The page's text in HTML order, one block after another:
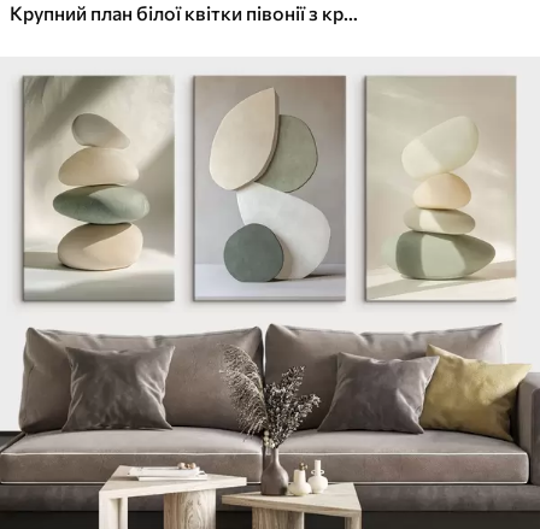
Крупний план білої квітки півонії з крапельками води на пелюстках на розмитому фоні